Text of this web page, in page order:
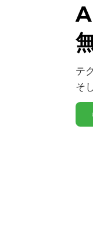
輝度
対比
解決
サイズ
タッ
視野角
テ
そ